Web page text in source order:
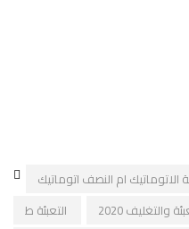
الاتوماتيك ام النصف اتوماتيك
التعبئة ط
والتغليف 2020